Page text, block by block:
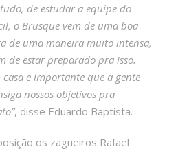
de estudar a equipe do
o Brusque vem de uma boa
de uma maneira muito intensa,
de estar preparado pra isso.
casa e importante que a gente
nossos objetivos pra
, disse Eduardo Baptista.
os zagueiros Rafael